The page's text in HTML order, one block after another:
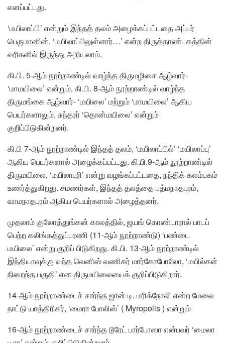
எனப்பட்டது.
‘மயிலாப்பி’ என்றும் இந்தத் தலம் அழைக்கப்பட்டதை அப்பர்
பெருமானின், ‘மயிலாப்பிலுள்ளார்…’ என்ற திருத்தாண்டகத்தின்
வரிகளில் இருந்து அறியலாம்.
கி.பி. 5-ஆம் நூற்றாண்டில் வாழ்ந்த திருமழிசை ஆழ்வார்-
‘மாமயிலை’ என்றும், கி.பி. 8-ஆம் நூற்றாண்டில் வாழ்ந்த
திருமங்கை ஆழ்வார்- ‘மயிலை’ மற்றும் ‘மாமயிலை’ ஆகிய
பெயர்களாலும், சுந்தரர் ‘தொன்மயிலை’ என்றும்
குறிப்பிடுகின்றனர்.
கி.பி 7-ஆம் நூற்றாண்டில் இந்தத் தலம், ‘மயிலாப்பில்’ ‘மயிலாப்பு’
ஆகிய பெயர்களால் அழைக்கப்பட்டது. கி.பி.9-ஆம் நூற்றாண்டில்
திருமயிலை, ‘மயிலாபுரி’ என்று வழங்கப்பட்டதை, நந்திக் கலம்பகம்
உணர்த்துகிறது. சமணர்கள், இந்தத் தலத்தை பத்மநாதபுரம்,
வாமநாதபுரம் ஆகிய பெயர்களால் அழைத்தனர்.
முதலாம் குலோத்துங்கன் காலத்தில், ஜயங் கொண்டாரால் பாடப்
பெற்ற கலிங்கத்துப்பரணி (11-ஆம் நூற்றாண்டு) ‘பண்டை
மயிலை’ என்று குறிப் பிடுகிறது. கி.பி. 13-ஆம் நூற்றாண்டில்
இந்தியாவுக்கு வந்த வெனிஸ் வணிகர் மார்கோபோலோ, ‘மயில்கள்
நிறைந்த பகுதி’ என திருமயிலையைக் குறிப்பிடுகிறார்.
14-ஆம் நூற்றாண்டைச் சார்ந்த ஜான் டி. மரிக்நோலி என்ற மேலை
நாட்டு யாத்திரிகர், ‘மைரா போலிஸ்’ ( Myropolis ) என்றும்
16-ஆம் நூற்றாண்டைச் சார்ந்த டூரேட் பார்போஸா என்பவர் ‘மைலா